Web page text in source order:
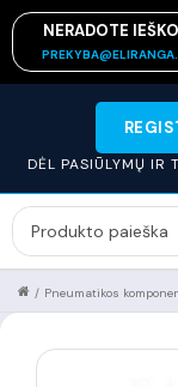
NERADOTE
DĖL PASIŪLYMŲ IR
Pneumatikos
/